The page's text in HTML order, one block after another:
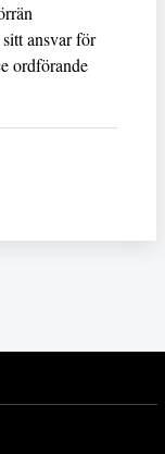
ansvar för
ordförande